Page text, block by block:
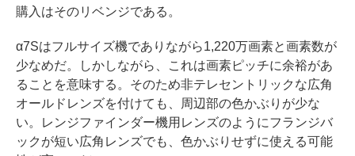
購入はそのリベンジである。
α7Sはフルサイズ機でありながら1,220万画素と画素数が
少なめだ。しかしながら、これは画素ピッチに余裕があ
ることを意味する。そのため非テレセントリックな広角
オールドレンズを付けても、周辺部の色かぶりが少な
い。レンジファインダー機用レンズのようにフランジバ
ックが短い広角レンズでも、色かぶりせずに使える可能